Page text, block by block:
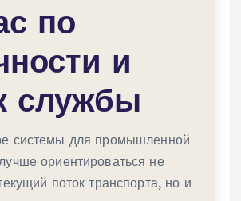
по
и
службы
системы для промышленной
ориентироваться не
поток транспорта, но и